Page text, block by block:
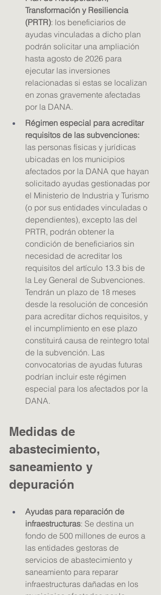
Transformación y Resiliencia
(PRTR): los beneficiarios de
ayudas vinculadas a dicho plan
podrán solicitar una ampliación
hasta agosto de 2026 para
ejecutar las inversiones
relacionadas si estas se localizan
en zonas gravemente afectadas
por la DANA.
Régimen especial para acreditar
requisitos de las subvenciones:
las personas físicas y jurídicas
ubicadas en los municipios
afectados por la DANA que hayan
solicitado ayudas gestionadas por
el Ministerio de Industria y Turismo
(o por sus entidades vinculadas o
dependientes), excepto las del
PRTR, podrán obtener la
condición de beneficiarios sin
necesidad de acreditar los
requisitos del artículo 13.3 bis de
la Ley General de Subvenciones.
Tendrán un plazo de 18 meses
desde la resolución de concesión
para acreditar dichos requisitos, y
el incumplimiento en ese plazo
constituirá causa de reintegro total
de la subvención. Las
convocatorias de ayudas futuras
podrían incluir este régimen
especial para los afectados por la
DANA.
Medidas de
abastecimiento,
saneamiento y
depuración
Ayudas para reparación de
infraestructuras: Se destina un
fondo de 500 millones de euros a
las entidades gestoras de
servicios de abastecimiento y
saneamiento para reparar
infraestructuras dañadas en los